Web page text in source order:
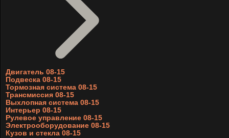
Двигатель 08-15
Подвеска 08-15
Тормозная система 08-15
Трансмиссия 08-15
Выхлопная система 08-15
Интерьер 08-15
Рулевое управление 08-15
Электрооборудование 08-15
Кузов и стекла 08-15